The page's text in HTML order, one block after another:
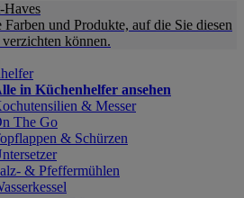
Haves
Farben und Produkte, auf die Sie diesen
können.
in Küchenhelfer ansehen
& Messer
The Go
& Schürzen
& Pfeffermühlen